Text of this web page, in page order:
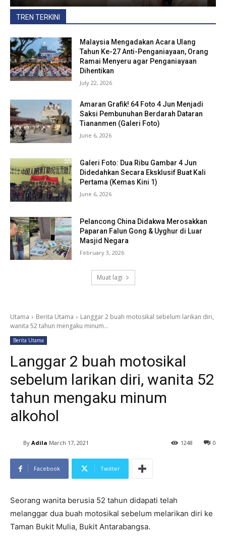
TREN TERKINI
Malaysia Mengadakan Acara Ulang
Tahun Ke-27 Anti-Penganiayaan, Orang
Ramai Menyeru agar Penganiayaan
Dihentikan
July 22, 2026
Amaran Grafik! 64 Foto 4 Jun Menjadi
Saksi Pembunuhan Berdarah Dataran
Tiananmen (Galeri Foto)
June 6, 2026
Galeri Foto: Dua Ribu Gambar 4 Jun
Didedahkan Secara Eksklusif Buat Kali
Pertama (Kemas Kini 1)
June 6, 2026
Pelancong China Didakwa Merosakkan
Paparan Falun Gong & Uyghur di Luar
Masjid Negara
February 3, 2026
Muat lagi